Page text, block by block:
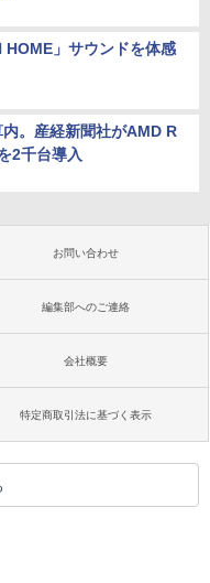
HOME」サウンドを体感
。産経新聞社がAMD R
2千台導入
お問い合わせ
編集部へのご連絡
会社概要
特定商取引法に基づく表示